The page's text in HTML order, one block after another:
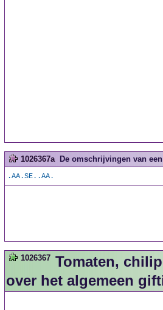
1026367a De omschrijvingen van
.AA.SE..AA.
1026367 Tomaten,
over het algemeen